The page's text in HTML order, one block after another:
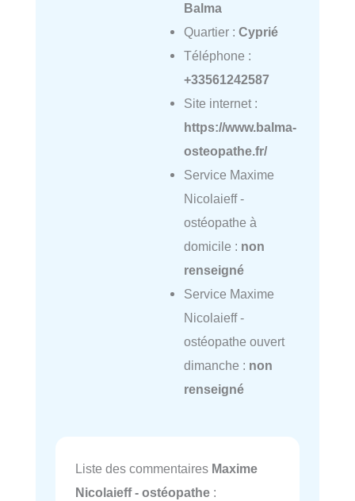
Balma
Quartier : Cyprié
Téléphone :
+33561242587
Site internet :
https://www.balma-
osteopathe.fr/
Service Maxime
Nicolaieff -
ostéopathe à
domicile : non
renseigné
Service Maxime
Nicolaieff -
ostéopathe ouvert
dimanche : non
renseigné
Liste des commentaires Maxime
Nicolaieff - ostéopathe :